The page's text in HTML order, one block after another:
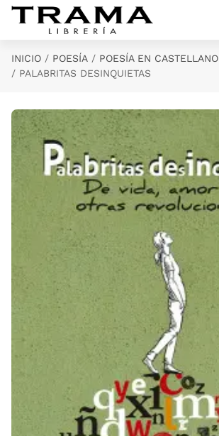
Saltar al contenido principal
INICIO POESÍA
POESÍA EN CASTELLANO
PALABRITAS DESINQUIETAS